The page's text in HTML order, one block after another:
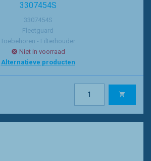
3307454S
3307454S
Fleetguard
Toebehoren - Filterhouder
Niet in voorraad
Alternatieve producten